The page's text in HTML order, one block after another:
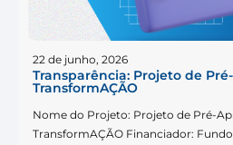
22 de junho, 2026
Transparência: Projeto de
TransformAÇÃO
Nome do Projeto: Projeto de Pré-
TransformAÇÃO Financiador: